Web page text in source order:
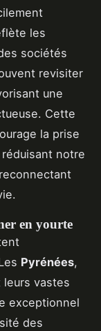
les
sociétés
revisiter
une
Cette
la prise
notre
en yourte
Pyrénées,
leurs vastes
exceptionnel
des